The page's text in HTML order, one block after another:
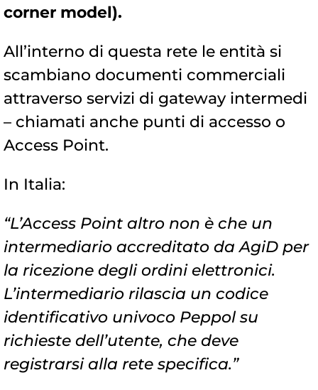
corner model).
All’interno di questa rete le entità si
scambiano documenti commerciali
attraverso servizi di gateway intermedi
– chiamati anche punti di accesso o
Access Point.
In Italia:
“L’Access Point altro non è che un
intermediario accreditato da AgiD per
la ricezione degli ordini elettronici.
L’intermediario rilascia un codice
identificativo univoco Peppol su
richieste dell’utente, che deve
registrarsi alla rete specifica.”